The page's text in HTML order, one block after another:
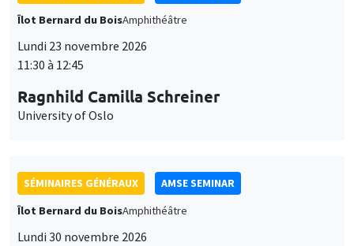
Îlot Bernard du BoisAmphithéâtre
Lundi 23 novembre 2026
11:30 à 12:45
Ragnhild Camilla Schreiner
University of Oslo
SÉMINAIRES GÉNÉRAUX
AMSE SEMINAR
Îlot Bernard du BoisAmphithéâtre
Lundi 30 novembre 2026